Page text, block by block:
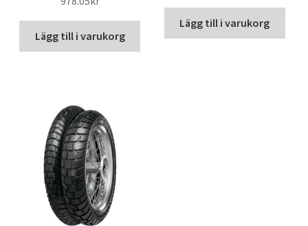
Lägg till i varukorg
Lägg till i varukorg